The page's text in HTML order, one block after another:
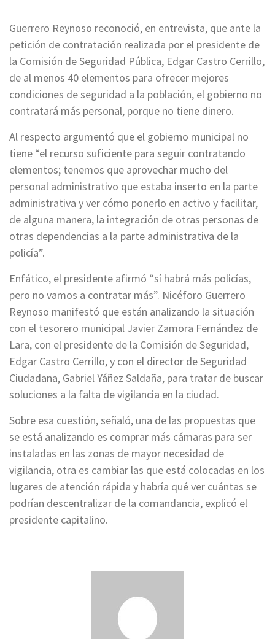
Guerrero Reynoso reconoció, en entrevista, que ante la
petición de contratación realizada por el presidente de
la Comisión de Seguridad Pública, Edgar Castro Cerrillo,
de al menos 40 elementos para ofrecer mejores
condiciones de seguridad a la población, el gobierno no
contratará más personal, porque no tiene dinero.
Al respecto argumentó que el gobierno municipal no
tiene “el recurso suficiente para seguir contratando
elementos; tenemos que aprovechar mucho del
personal administrativo que estaba inserto en la parte
administrativa y ver cómo ponerlo en activo y facilitar,
de alguna manera, la integración de otras personas de
otras dependencias a la parte administrativa de la
policía”.
Enfático, el presidente afirmó “sí habrá más policías,
pero no vamos a contratar más”. Nicéforo Guerrero
Reynoso manifestó que están analizando la situación
con el tesorero municipal Javier Zamora Fernández de
Lara, con el presidente de la Comisión de Seguridad,
Edgar Castro Cerrillo, y con el director de Seguridad
Ciudadana, Gabriel Yáñez Saldaña, para tratar de buscar
soluciones a la falta de vigilancia en la ciudad.
Sobre esa cuestión, señaló, una de las propuestas que
se está analizando es comprar más cámaras para ser
instaladas en las zonas de mayor necesidad de
vigilancia, otra es cambiar las que está colocadas en los
lugares de atención rápida y habría qué ver cuántas se
podrían descentralizar de la comandancia, explicó el
presidente capitalino.